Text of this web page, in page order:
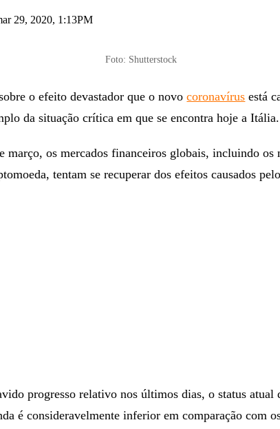
29, 2020, 1:13PM
Foto: Shutterstock
o efeito devastador que o novocoronavírus está
da situação crítica em que se encontra hoje a Itália.
março, os mercados financeiros globais, incluindo os
tentam se recuperar dos efeitos causados
progresso relativo nos últimos dias, o status atual
é consideravelmente inferior em comparação com